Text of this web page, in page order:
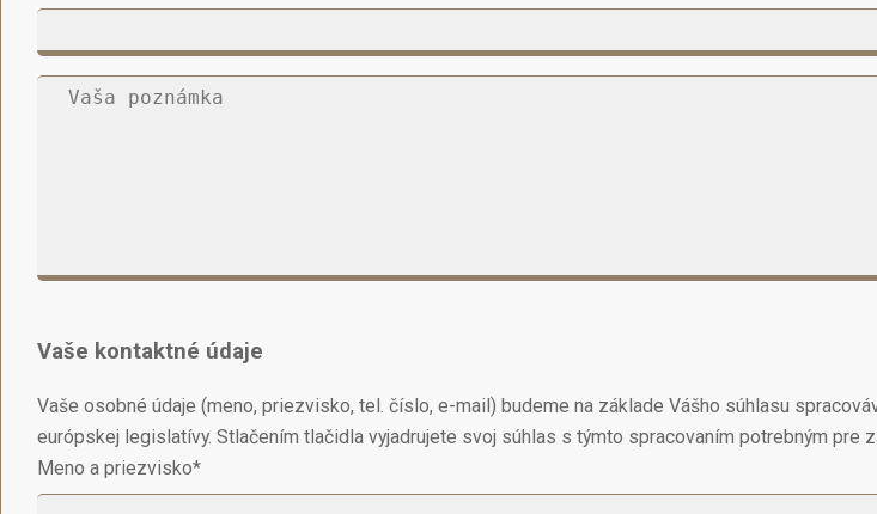
Vaše kontaktné údaje
Vaše osobné údaje (meno, priezvisko, tel. číslo, e-mail) budeme na základe Vášho súhlasu
európskej legislatívy. Stlačením tlačidla vyjadrujete svoj súhlas s týmto spracovaním potrebným pre
Meno a priezvisko*